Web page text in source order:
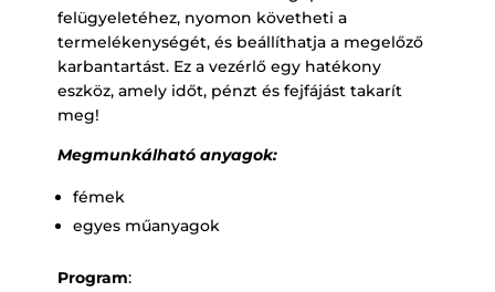
felügyeletéhez, nyomon követheti a
termelékenységét, és beállíthatja a megelőző
karbantartást. Ez a vezérlő egy hatékony
eszköz, amely időt, pénzt és fejfájást takarít
meg!
Megmunkálható anyagok:
fémek
egyes műanyagok
Program: